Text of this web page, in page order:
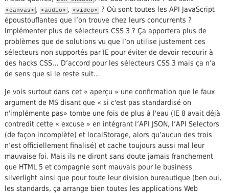
<canvas> , <audio> , <video> ? Où sont toutes les API JavaScript
époustouflantes que l’on trouve chez leurs concurrents ?
Implémenter plus de sélecteurs CSS 3 ? Ça apportera plus de
problèmes que de solutions vu que l’on utilise justement ces
sélecteurs non supportés par IE pour éviter de devoir recourir à
des hacks CSS… D’accord pour les sélecteurs CSS 3 mais ça n’a
de sens que si le reste suit…
Je vois surtout dans cet « aperçu » une confirmation que le faux
argument de MS disant que « si c'est pas standardisé on
n'implémente pas» tombe une fois de plus à l'eau (IE 8 avait déjà
contredit cette « excuse » en intégrant l’API JSON, l’API Selectors
(de façon incomplète) et localStorage, alors qu’aucun des trois
n’est officiellement finalisé) et cache toujours aussi mal leur
mauvaise foi. Mais ils ne diront sans doute jamais franchement
que HTML 5 et compagnie sont mauvais pour le business
silverlight ainsi que pour toute leur division bureautique (ben oui,
les standards, ça arrange bien toutes les applications Web